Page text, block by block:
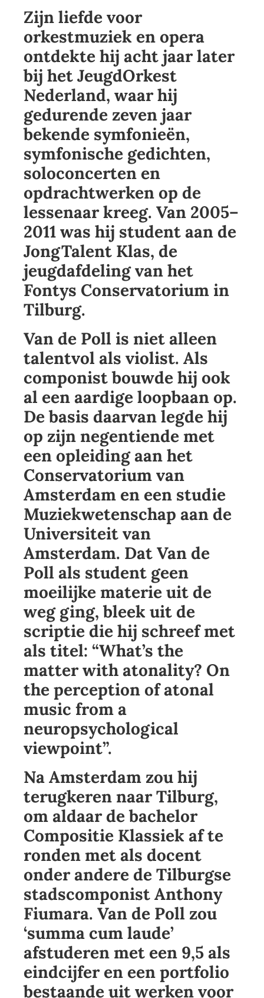
Zijn liefde voor
orkestmuziek en opera
ontdekte hij acht jaar later
bij het JeugdOrkest
Nederland, waar hij
gedurende zeven jaar
bekende symfonieën,
symfonische gedichten,
soloconcerten en
opdrachtwerken op de
lessenaar kreeg. Van 2005–
2011 was hij student aan de
JongTalent Klas, de
jeugdafdeling van het
Fontys Conservatorium in
Tilburg.
Van de Poll is niet alleen
talentvol als violist. Als
componist bouwde hij ook
al een aardige loopbaan op.
De basis daarvan legde hij
op zijn negentiende met
een opleiding aan het
Conservatorium van
Amsterdam en een studie
Muziekwetenschap aan de
Universiteit van
Amsterdam. Dat Van de
Poll als student geen
moeilijke materie uit de
weg ging, bleek uit de
scriptie die hij schreef met
als titel: “What’s the
matter with atonality? On
the perception of atonal
music from a
neuropsychological
viewpoint”.
Na Amsterdam zou hij
terugkeren naar Tilburg,
om aldaar de bachelor
Compositie Klassiek af te
ronden met als docent
onder andere de Tilburgse
stadscomponist Anthony
Fiumara. Van de Poll zou
‘summa cum laude’
afstuderen met een 9,5 als
eindcijfer en een portfolio
bestaande uit werken voor